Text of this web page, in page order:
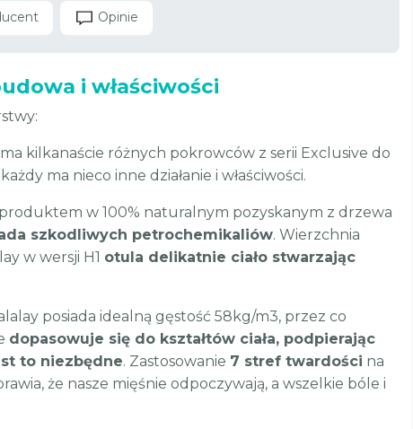
Opinie
i właściwości
kilkanaście różnych pokrowców z serii Exclusive do
ma nieco inne działanie i właściwości.
w 100% naturalnym pozyskanym z drzewa
szkodliwych petrochemikaliów. Wierzchnia
w wersji H1 otula delikatnie ciało stwarzając
posiada idealną gęstość 58kg/m3, przez co
dopasowuje się do kształtów ciała, podpierając
to niezbędne. Zastosowanie 7 stref twardości na
że nasze mięśnie odpoczywają, a wszelkie bóle i